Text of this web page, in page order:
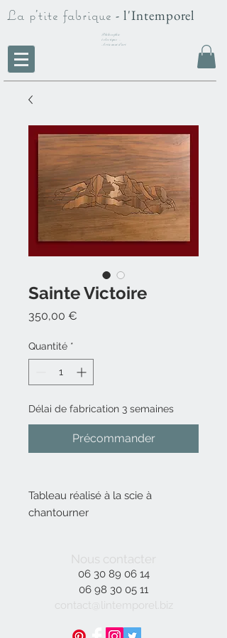
La p'tite fabrique - l'Intemporel
Philosophie
éclectique -
Artisanat d'art
Sainte Victoire
350,00 €
Quantité *
Délai de fabrication 3 semaines
Précommander
Tableau réalisé à la scie à
chantourner
Nous contacter
06 30 89 06 14
06 98 30 05 11
contact@lintemporel.biz